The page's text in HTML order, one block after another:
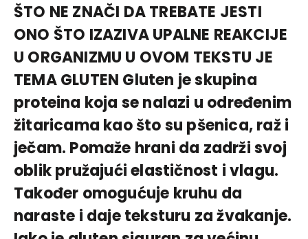
ŠTO NE ZNAČI DA TREBATE JESTI
ONO ŠTO IZAZIVA UPALNE REAKCIJE
U ORGANIZMU U OVOM TEKSTU JE
TEMA GLUTEN Gluten je skupina
proteina koja se nalazi u određenim
žitaricama kao što su pšenica, raž i
ječam. Pomaže hrani da zadrži svoj
oblik pružajući elastičnost i vlagu.
Također omogućuje kruhu da
naraste i daje teksturu za žvakanje.